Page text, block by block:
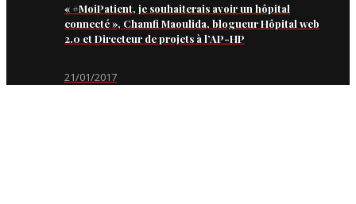
« #MoiPatient, je souhaiterais avoir un hôpital
connecté », Chamfi Maoulida, blogueur Hôpital web
2.0 et Directeur de projets à l’AP-HP
21/01/2017